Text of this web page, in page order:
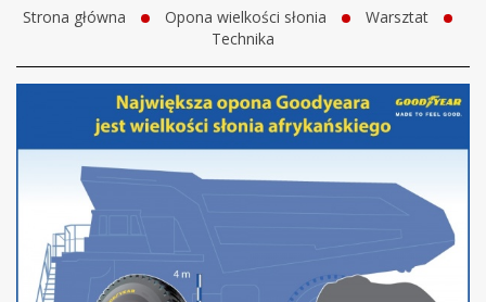
Strona główna Opona wielkości słonia
Warsztat
Technika